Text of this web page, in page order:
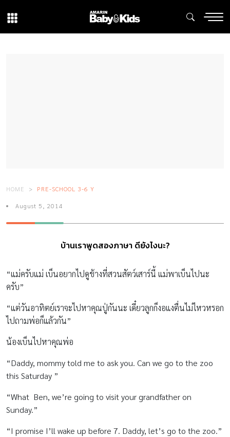
HOME PRE-SCHOOL 3-6 Y
August 5, 2014
บ้านเราพูดสองภาษา ดียังไงนะ?
“แม่ครับแม่ เบ็นอยากไปดูช้างที่สวนสัตว์เสาร์นี้ แม่พาเบ็นไปนะ
ครับ”
“แต่วันอาทิตย์เราจะไปหาคุณปู่กันนะ เดี๋ยวลูกก็งอแงตื่นไม่ไหวหรอก
ไปถามพ่อก็แล้วกัน”
น้องเบ็นไปหาคุณพ่อ
“Daddy, mommy told me to ask you. Can we go to the zoo
this Saturday ”
“What Ben, we’re going to visit your grandfather on
Sunday.”
“I promise I’ll wake up before 7. Daddy, let’s go to the zoo.”